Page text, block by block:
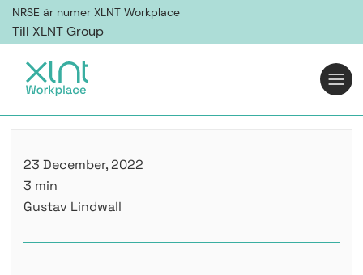
NRSE är numer XLNT Workplace
Till XLNT Group
23 December, 2022
3 min
Gustav Lindwall